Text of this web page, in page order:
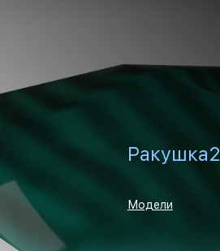
Ракушка2
Модели